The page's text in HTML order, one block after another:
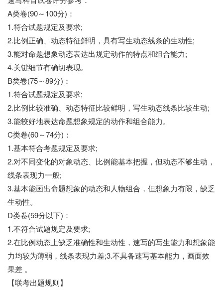
A类卷(90～100分)：
1.符合试题规定及要求;
2.比例正确、动态特征鲜明，具有写生动态线条的生动性;
3.能对命题想象动态表达出规定动作的特点和组合能力;
4.关键细节有确切表现。
B类卷(75～89分)：
1.符合试题规定及要求;
2.比例比较准确、动态特征比较鲜明，写生动态线条比较生动;
3.能较好地表达命题想象规定的动作和组合能力。
C类卷(60～74分)：
1.基本符合考题规定及要求;
2.对不同变化的对象动态、比例能基本把握，但动态不够生动，
线条表现力一般;
3.基本能画出命题想象的动态和人物组合，但想象力有限，缺乏
生动性。
D类卷(59分以下)：
1.不符合试题规定及要求;
2.在比例动态上缺乏准确性和生动性，速写的写生能力和想象能
力均较为薄弱，线条表现力差;3.不具备速写基本能力，画面效
果差 。
【联考出题规则】